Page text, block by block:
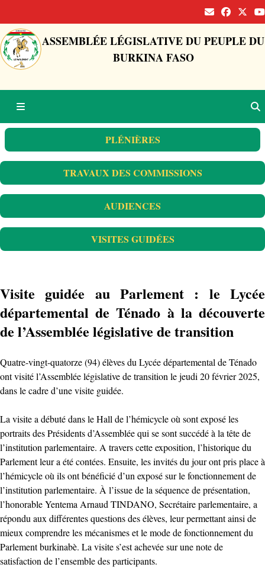
ASSEMBLÉE LÉGISLATIVE DU PEUPLE DU
BURKINA FASO
PLÉNIÈRES
TRAVAUX DES COMMISSIONS
AUDIENCES
VISITES GUIDÉES
Visite guidée au Parlement : le Lycée
départemental de Ténado à la découverte
de l’Assemblée législative de transition
Quatre-vingt-quatorze (94) élèves du Lycée départemental de Ténado
ont visité l’Assemblée législative de transition le jeudi 20 février 2025,
dans le cadre d’une visite guidée.
La visite a débuté dans le Hall de l’hémicycle où sont exposé les
portraits des Présidents d’Assemblée qui se sont succédé à la tête de
l’institution parlementaire. A travers cette exposition, l’historique du
Parlement leur a été contées. Ensuite, les invités du jour ont pris place à
l’hémicycle où ils ont bénéficié d’un exposé sur le fonctionnement de
l’institution parlementaire. À l’issue de la séquence de présentation,
l’honorable Yentema Arnaud TINDANO, Secrétaire parlementaire, a
répondu aux différentes questions des élèves, leur permettant ainsi de
mieux comprendre les mécanismes et le mode de fonctionnement du
Parlement burkinabè. La visite s’est achevée sur une note de
satisfaction de l’ensemble des participants.